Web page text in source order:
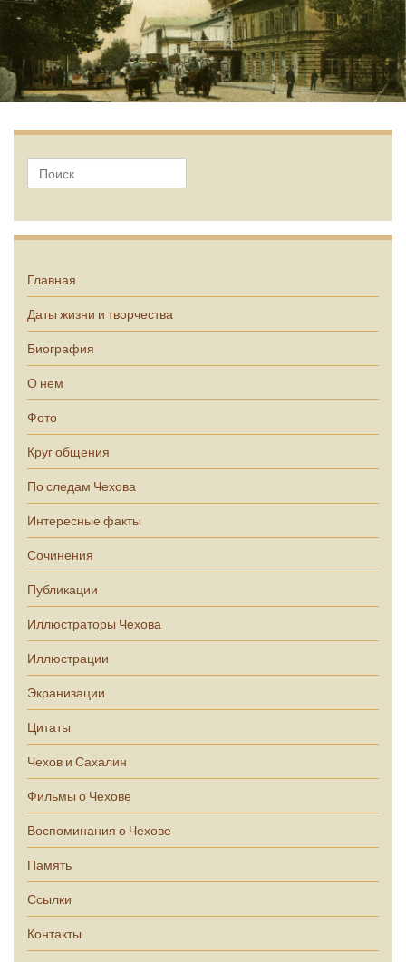
Главная
Даты жизни и творчества
Биография
О нем
Фото
Круг общения
По следам Чехова
Интересные факты
Сочинения
Публикации
Иллюстраторы Чехова
Иллюстрации
Экранизации
Цитаты
Чехов и Сахалин
Фильмы о Чехове
Воспоминания о Чехове
Память
Ссылки
Контакты